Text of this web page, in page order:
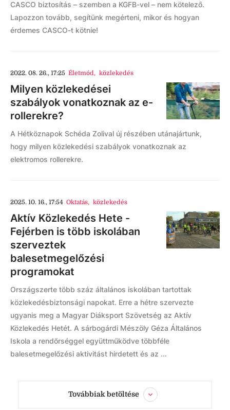
CASCO biztosítás – szemben a KGFB-vel – nem kötelező.
Lapozzon tovább, segítünk megérteni, mikor és hogyan
érdemes CASCO-t kötnie!
2022. 08. 26., 17:25 Életmód, közlekedés
Milyen közlekedései
szabályok vonatkoznak az e-
rollerekre?
A Hétköznapok Schéda Zolival új részében utánajártunk,
hogy milyen közlekedési szabályok vonatkoznak az
elektromos rollerekre.
2025. 10. 16., 17:54 Oktatás, közlekedés
Aktív Közlekedés Hete -
Fejérben is több iskolában
szerveztek
balesetmegelőzési
programokat
Országszerte több száz általános iskolában tartottak
közlekedésbiztonsági napokat. Erre a hétre szervezte
ugyanis meg a Magyar Diáksport Szövetség az Aktív
Közlekedés Hetét. A sárbogárdi Mészöly Géza Általános
Iskola a rendőrséggel együttműködve többféle
balesetmegelőzési aktivitást hirdetett és az ...
Továbbiak betöltése